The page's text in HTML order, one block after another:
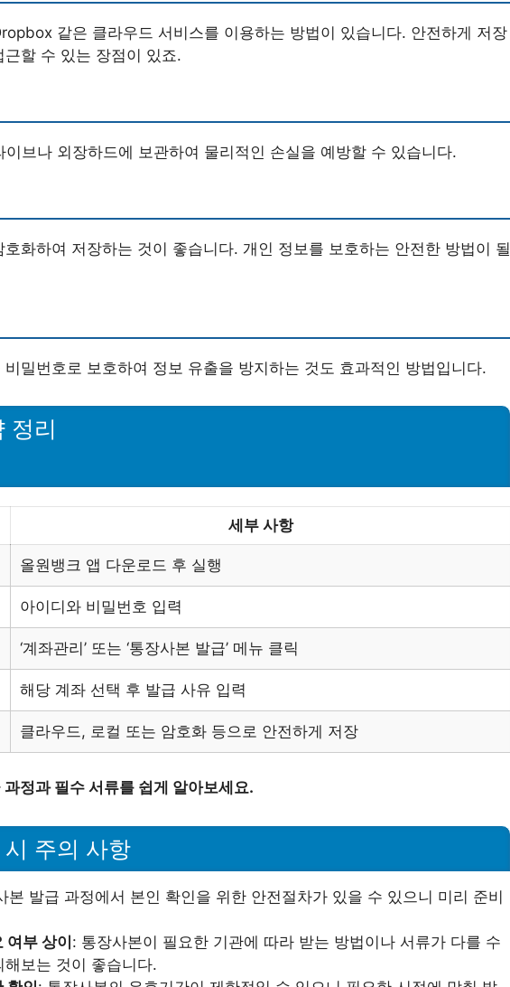
같은 클라우드 서비스를 이용하는 방법이 있습니다. 안전하게 저장
할 수 있는 장점이 있죠.
이브나 외장하드에 보관하여 물리적인 손실을 예방할 수 있습니다.
호화하여 저장하는 것이 좋습니다. 개인 정보를 보호하는 안전한 방법이 될
비밀번호로 보호하여 정보 유출을 방지하는 것도 효과적인 방법입니다.
정리
세부 사항
올원뱅크 앱 다운로드 후 실행
아이디와 비밀번호 입력
‘계좌관리’ 또는 ‘통장사본 발급’ 메뉴 클릭
해당 계좌 선택 후 발급 사유 입력
클라우드, 로컬 또는 암호화 등으로 안전하게 저장
정과 필수 서류를 쉽게 알아보세요.
주의 사항
본 발급 과정에서 본인 확인을 위한 안전절차가 있을 수 있으니 미리 준비
여부 상이: 통장사본이 필요한 기관에 따라 받는 방법이나 서류가 다를 수
보는 것이 좋습니다.